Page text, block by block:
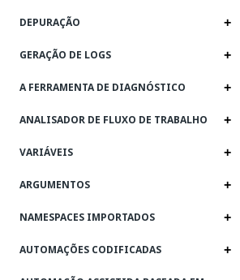
DEPURAÇÃO
GERAÇÃO DE LOGS
A FERRAMENTA DE DIAGNÓSTICO
ANALISADOR DE FLUXO DE TRABALHO
VARIÁVEIS
ARGUMENTOS
NAMESPACES IMPORTADOS
AUTOMAÇÕES CODIFICADAS